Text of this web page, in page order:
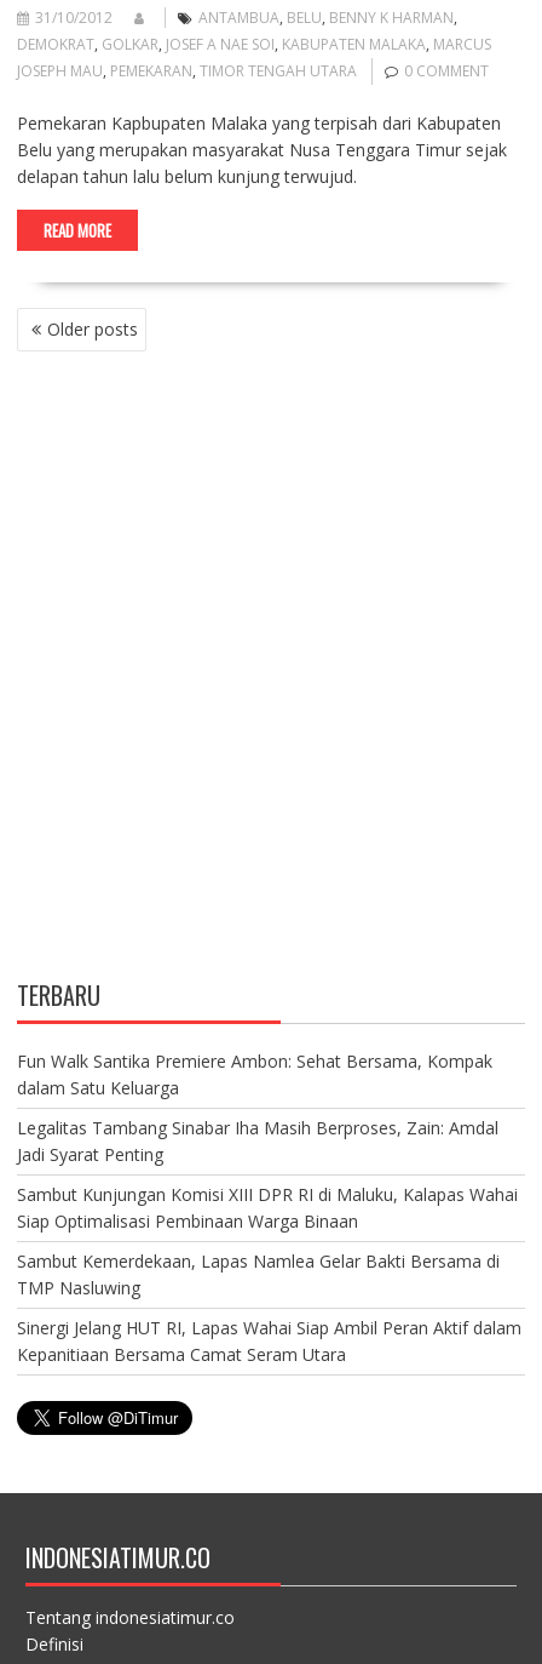
31/10/2012 ANTAMBUA, BELU, BENNY K HARMAN,
DEMOKRAT, GOLKAR, JOSEF A NAE SOI, KABUPATEN MALAKA, MARCUS
JOSEPH MAU, PEMEKARAN, TIMOR TENGAH UTARA 0 COMMENT
Pemekaran Kapbupaten Malaka yang terpisah dari Kabupaten
Belu yang merupakan masyarakat Nusa Tenggara Timur sejak
delapan tahun lalu belum kunjung terwujud.
READ MORE
P
O
Older posts
TERBARU
Fun Walk Santika Premiere Ambon: Sehat Bersama, Kompak
dalam Satu Keluarga
Legalitas Tambang Sinabar Iha Masih Berproses, Zain: Amdal
Jadi Syarat Penting
Sambut Kunjungan Komisi XIII DPR RI di Maluku, Kalapas Wahai
Siap Optimalisasi Pembinaan Warga Binaan
Sambut Kemerdekaan, Lapas Namlea Gelar Bakti Bersama di
TMP Nasluwing
Sinergi Jelang HUT RI, Lapas Wahai Siap Ambil Peran Aktif dalam
Kepanitiaan Bersama Camat Seram Utara
INDONESIATIMUR.CO
Tentang indonesiatimur.co
Definisi